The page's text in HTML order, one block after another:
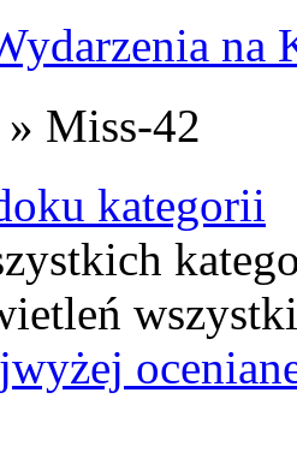
na
» Miss-42
kategorii